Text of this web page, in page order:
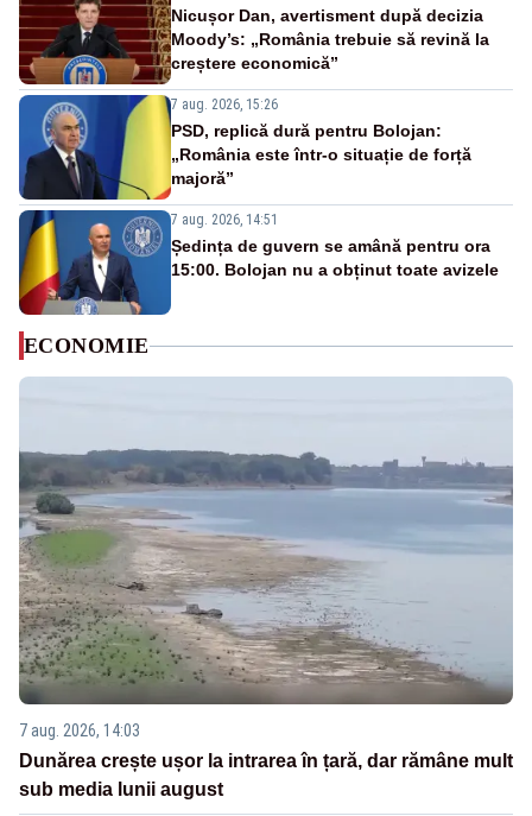
Nicușor Dan, avertisment după decizia
Moody’s: „România trebuie să revină la
creștere economică”
7 aug. 2026, 15:26
PSD, replică dură pentru Bolojan:
„România este într-o situație de forță
majoră”
7 aug. 2026, 14:51
Ședința de guvern se amână pentru ora
15:00. Bolojan nu a obținut toate avizele
ECONOMIE
7 aug. 2026, 14:03
Dunărea crește ușor la intrarea în țară, dar rămâne mult
sub media lunii august